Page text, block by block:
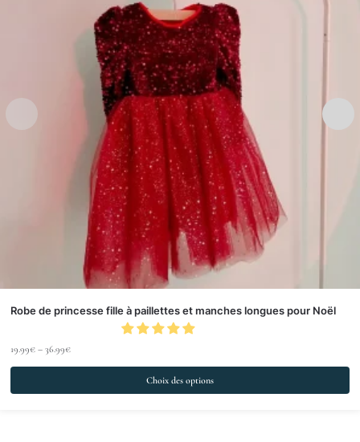
Robe de princesse fille à paillettes et manches longues pour Noël
19.99€ –36.99€
Choix des options